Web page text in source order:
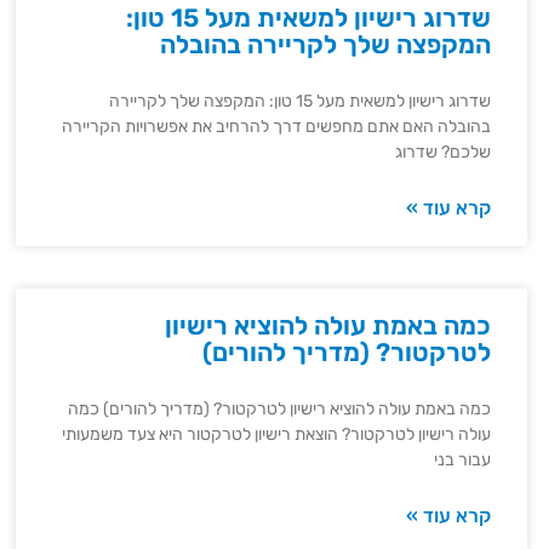
שדרוג רישיון למשאית מעל 15 טון:
המקפצה שלך לקריירה בהובלה
שדרוג רישיון למשאית מעל 15 טון: המקפצה שלך לקריירה
בהובלה האם אתם מחפשים דרך להרחיב את אפשרויות הקריירה
שלכם? שדרוג
קרא עוד »
כמה באמת עולה להוציא רישיון
לטרקטור? (מדריך להורים)
כמה באמת עולה להוציא רישיון לטרקטור? (מדריך להורים) כמה
עולה רישיון לטרקטור? הוצאת רישיון לטרקטור היא צעד משמעותי
עבור בני
קרא עוד »